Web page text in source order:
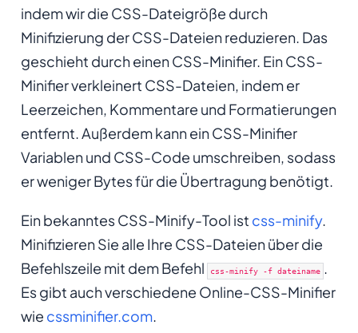
indem wir die CSS-Dateigröße durch
Minifizierung der CSS-Dateien reduzieren. Das
geschieht durch einen CSS-Minifier. Ein CSS-
Minifier verkleinert CSS-Dateien, indem er
Leerzeichen, Kommentare und Formatierungen
entfernt. Außerdem kann ein CSS-Minifier
Variablen und CSS-Code umschreiben, sodass
er weniger Bytes für die Übertragung benötigt.
Ein bekanntes CSS-Minify-Tool ist css-minify.
Minifizieren Sie alle Ihre CSS-Dateien über die
Befehlszeile mit dem Befehl
css-minify -f dateiname .
Es gibt auch verschiedene Online-CSS-Minifier
wie cssminifier.com.